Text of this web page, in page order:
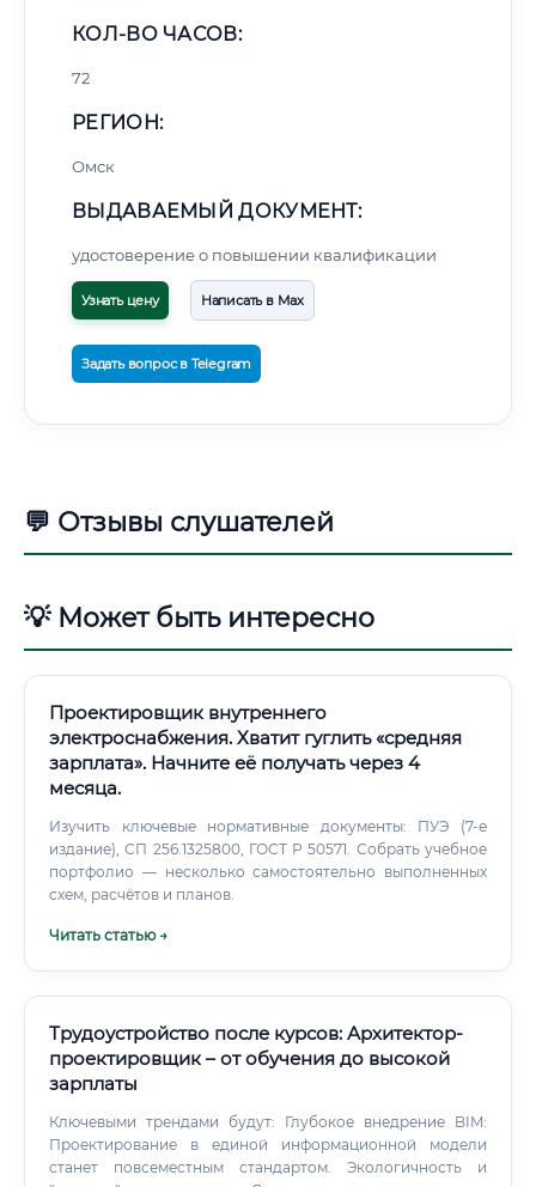
КОЛ-ВО ЧАСОВ:
72
РЕГИОН:
Омск
ВЫДАВАЕМЫЙ ДОКУМЕНТ:
удостоверение о повышении квалификации
Узнать цену Написать в Max
Задать вопрос в Telegram
💬 Отзывы слушателей
💡 Может быть интересно
Проектировщик внутреннего
электроснабжения. Хватит гуглить «средняя
зарплата». Начните её получать через 4
месяца.
Изучить ключевые нормативные документы: ПУЭ (7-е
издание), СП 256.1325800, ГОСТ Р 50571. Собрать учебное
портфолио — несколько самостоятельно выполненных
схем, расчётов и планов.
Читать статью →
Трудоустройство после курсов: Архитектор-
проектировщик – от обучения до высокой
зарплаты
Ключевыми трендами будут: Глубокое внедрение BIM:
Проектирование в единой информационной модели
станет повсеместным стандартом. Экологичность и